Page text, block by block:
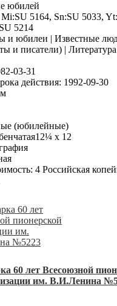
юбилей
5164, Sn:SU 5033,
5214
и юбилеи | Известные
и писатели) |
03-31
действия: 1992-09-30
(юбилейные)
x 12
4 Российская
60 лет Всесоюзной
им. В.И.Ленина